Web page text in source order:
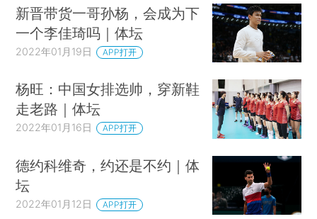
新晋带货一哥孙杨，会成为下
一个李佳琦吗｜体坛
2022年01月19日 APP打开
杨旺：中国女排选帅，穿新鞋
走老路｜体坛
2022年01月16日 APP打开
德约科维奇，约还是不约｜体
坛
2022年01月12日 APP打开